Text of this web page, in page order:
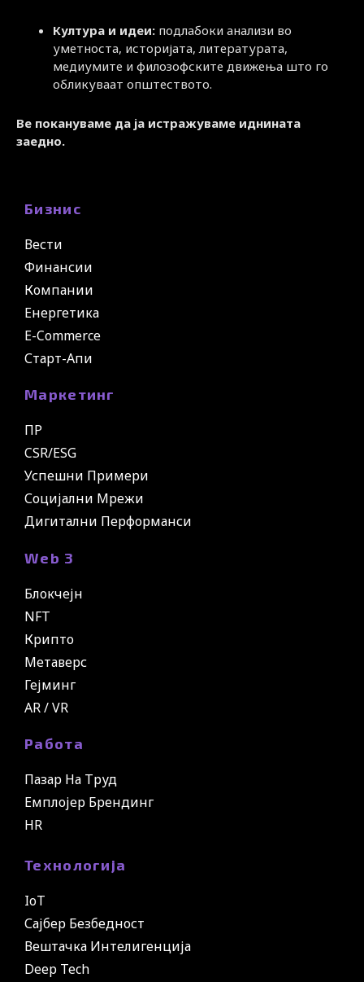
Култура и идеи: подлабоки анализи во
уметноста, историјата, литературата,
медиумите и филозофските движења што го
обликуваат општеството.
Ве покануваме да ја истражуваме иднината
заедно.
Бизнис
Вести
Финансии
Компании
Енергетика
E-Commerce
Старт-Апи
Маркетинг
ПР
CSR/ESG
Успешни Примери
Социјални Мрежи
Дигитални Перформанси
Web 3
Блокчејн
NFT
Крипто
Метаверс
Гејминг
AR / VR
Работа
Пазар На Труд
Емплојер Брендинг
HR
Технологија
IoT
Сајбер Безбедност
Вештачка Интелигенција
Deep Tech